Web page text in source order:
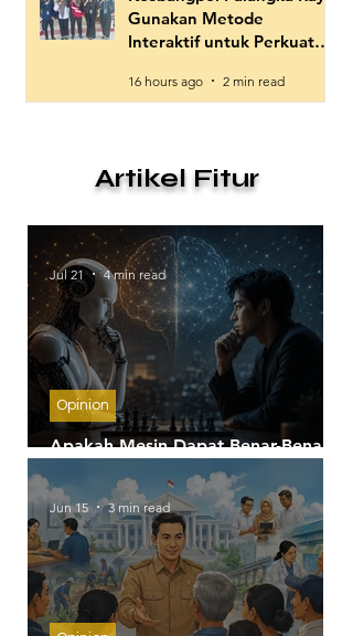
Gunakan Metode
Interaktif untuk Perkuat
Z
16 hours ago 2 min read
Artikel Fitur
Apakah Mesin Dapat Benar-Benar
Opinion
Jul 21 4 min read
Jun 15 3 min read